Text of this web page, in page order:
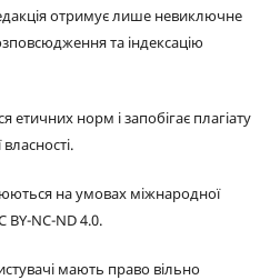
отримує лише невиключне
та індексацію
норм і запобігає плагіату
на умовах міжнародної
BY-NC-ND 4.0.
мають право вільно